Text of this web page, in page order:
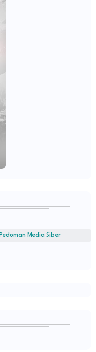
Pedoman Media Siber